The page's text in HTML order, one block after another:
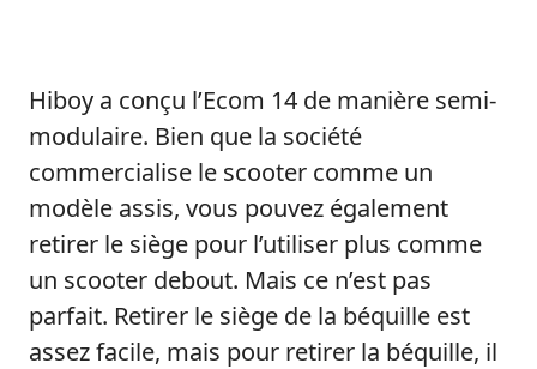
Hiboy a conçu l’Ecom 14 de manière semi-
modulaire. Bien que la société
commercialise le scooter comme un
modèle assis, vous pouvez également
retirer le siège pour l’utiliser plus comme
un scooter debout. Mais ce n’est pas
parfait. Retirer le siège de la béquille est
assez facile, mais pour retirer la béquille, il